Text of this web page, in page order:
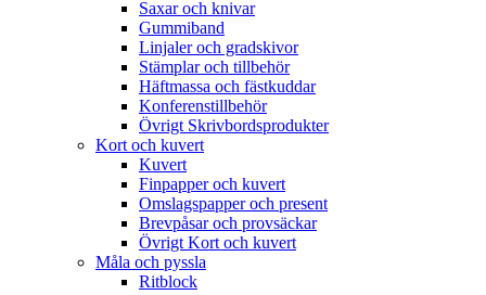
Saxar och knivar
Gummiband
Linjaler och gradskivor
Stämplar och tillbehör
Häftmassa och fästkuddar
Konferenstillbehör
Övrigt Skrivbordsprodukter
Kort och kuvert
Kuvert
Finpapper och kuvert
Omslagspapper och present
Brevpåsar och provsäckar
Övrigt Kort och kuvert
Måla och pyssla
Ritblock